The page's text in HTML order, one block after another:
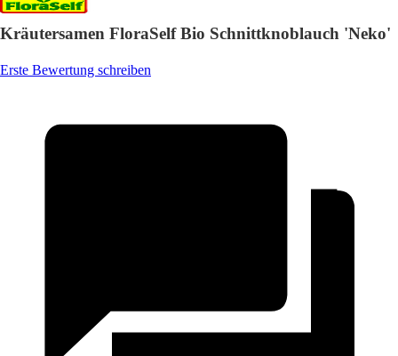
Kräutersamen FloraSelf Bio Schnittknoblauch 'Neko'
Erste Bewertung schreiben